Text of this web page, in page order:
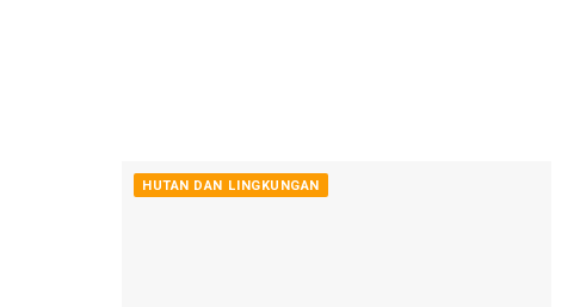
HUTAN DAN LINGKUNGAN